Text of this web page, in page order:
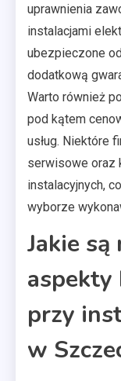
uprawnienia
instalacjami
ubezpieczone
dodatkową
Warto również
pod kątem
usług. Niektóre
serwisowe oraz
instalacyjnych,
wyborze
Jakie
aspekty
przy
w